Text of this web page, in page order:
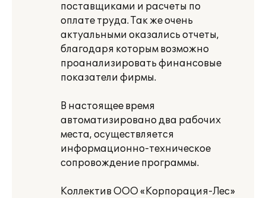
поставщиками и расчеты по
оплате труда. Так же очень
актуальными оказались отчеты,
благодаря которым возможно
проанализировать финансовые
показатели фирмы.
В настоящее время
автоматизировано два рабочих
места, осуществляется
информационно-техническое
сопровождение программы.
Коллектив ООО «Корпорация-Лес»